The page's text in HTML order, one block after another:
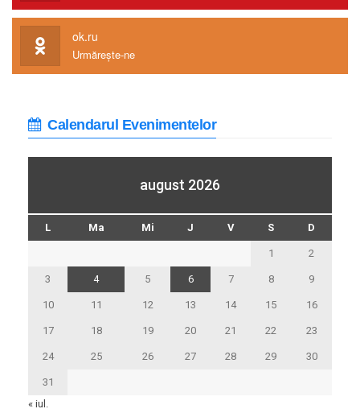
ok.ru
Urmărește-ne
Calendarul Evenimentelor
august 2026
L Ma Mi J V S D
1 2
3 4 5 6 7 8 9
10 11 12 13 14 15 16
17 18 19 20 21 22 23
24 25 26 27 28 29 30
31
« iul.